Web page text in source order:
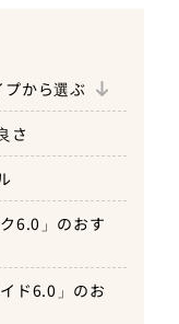
から選ぶ
ライド6.0」
ック6.0」
さ
6.0」のおす
ド6.0」のお